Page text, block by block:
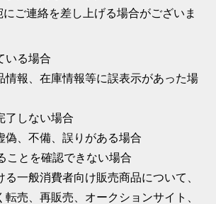
ご連絡を差し上げる場合がございま
いる場合
情報、在庫情報等に誤表示があった場
了しない場合
偽、不備、誤りがある場合
ことを確認できない場合
る一般消費者向け販売商品について、
転売、再販売、オークションサイト、